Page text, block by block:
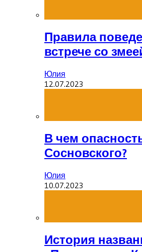
Правила
встрече со
Юлия
12.07.2023
В чем
Сосновского?
Юлия
10.07.2023
История